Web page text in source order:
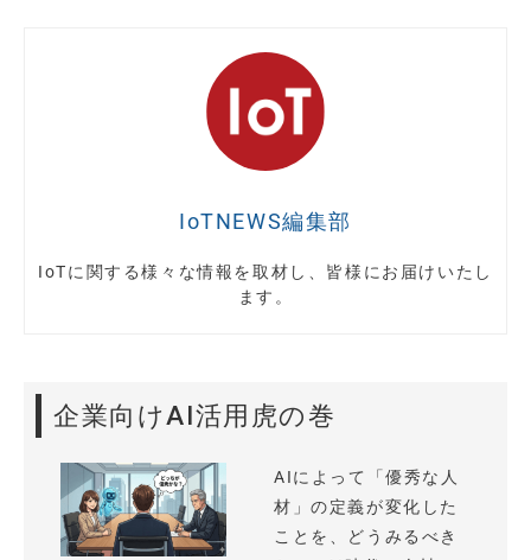
IoTNEWS編集部
IoTに関する様々な情報を取材し、皆様にお届けいたし
ます。
企業向けAI活用虎の巻
AIによって「優秀な人
材」の定義が変化した
ことを、どうみるべき